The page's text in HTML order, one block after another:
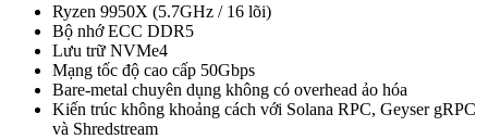
Ryzen 9950X (5.7GHz / 16 lõi)
Bộ nhớ ECC DDR5
Lưu trữ NVMe4
Mạng tốc độ cao cấp 50Gbps
Bare-metal chuyên dụng không có overhead ảo hóa
Kiến trúc không khoảng cách với Solana RPC, Geyser gRPC
và Shredstream